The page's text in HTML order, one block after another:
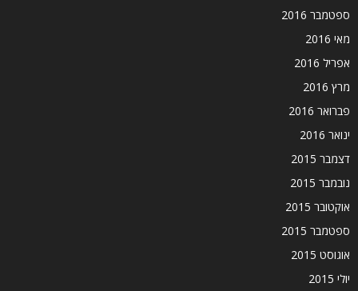
ספטמבר 2016
מאי 2016
אפריל 2016
מרץ 2016
פברואר 2016
ינואר 2016
דצמבר 2015
נובמבר 2015
אוקטובר 2015
ספטמבר 2015
אוגוסט 2015
יולי 2015